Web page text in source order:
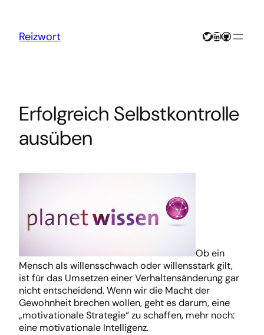
springen
Reizwort Twitter
LinkedIn
GitHub
Erfolgreich Selbstkontrolle
ausüben
Ob ein
Mensch als willensschwach oder willensstark gilt,
ist für das Umsetzen einer Verhaltensänderung gar
nicht entscheidend. Wenn wir die Macht der
Gewohnheit brechen wollen, geht es darum, eine
„motivationale Strategie“ zu schaffen, mehr noch:
eine motivationale Intelligenz.